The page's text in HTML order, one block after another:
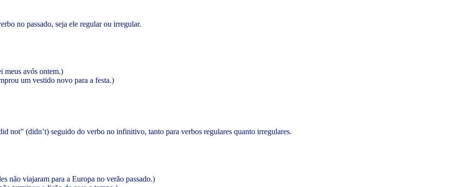
no passado, seja ele regular ou irregular.
meus avós ontem.)
um vestido novo para a festa.)
not” (didn’t) seguido do verbo no infinitivo, tanto para verbos regulares quanto irregulares.
não viajaram para a Europa no verão passado.)